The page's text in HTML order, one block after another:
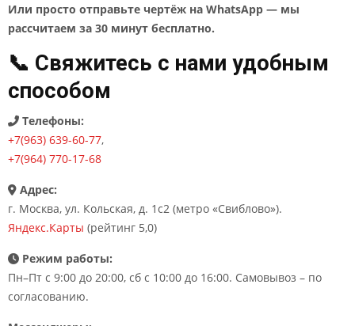
Или просто отправьте чертёж на WhatsApp — мы
рассчитаем за 30 минут бесплатно.
📞 Свяжитесь с нами удобным
способом
Телефоны:
+7(963) 639-60-77,
+7(964) 770-17-68
Адрес:
г. Москва, ул. Кольская, д. 1с2 (метро «Свиблово»).
Яндекс.Карты (рейтинг 5,0)
Режим работы:
Пн–Пт с 9:00 до 20:00, сб с 10:00 до 16:00. Самовывоз – по
согласованию.